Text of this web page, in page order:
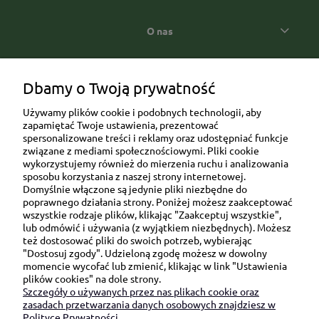
O nas
Ul. Brukowa 6/8 lok. 57/58
91-341 Łódź
NIP: 6751510615
SKONTAKTUJ SIĘ Z NAMI:
sklep@be-happygifts.com
+48 690 172 872
Dbamy o Twoją prywatność
Używamy plików cookie i podobnych technologii, aby
zapamiętać Twoje ustawienia, prezentować
spersonalizowane treści i reklamy oraz udostępniać funkcje
związane z mediami społecznościowymi. Pliki cookie
wykorzystujemy również do mierzenia ruchu i analizowania
sposobu korzystania z naszej strony internetowej.
Domyślnie włączone są jedynie pliki niezbędne do
poprawnego działania strony. Poniżej możesz zaakceptować
wszystkie rodzaje plików, klikając "Zaakceptuj wszystkie",
lub odmówić i używania (z wyjątkiem niezbędnych). Możesz
też dostosować pliki do swoich potrzeb, wybierając
"Dostosuj zgody". Udzieloną zgodę możesz w dowolny
momencie wycofać lub zmienić, klikając w link "Ustawienia
plików cookies" na dole strony.
Szczegóły o używanych przez nas plikach cookie oraz
zasadach przetwarzania danych osobowych znajdziesz w